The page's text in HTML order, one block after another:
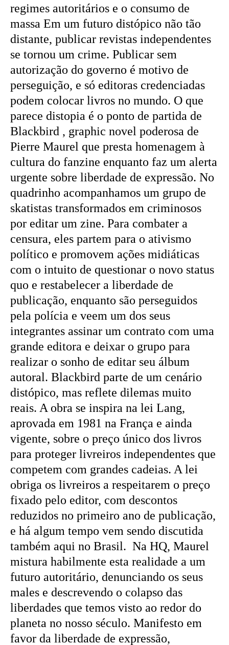
regimes autoritários e o consumo de
massa Em um futuro distópico não tão
distante, publicar revistas independentes
se tornou um crime. Publicar sem
autorização do governo é motivo de
perseguição, e só editoras credenciadas
podem colocar livros no mundo. O que
parece distopia é o ponto de partida de
Blackbird , graphic novel poderosa de
Pierre Maurel que presta homenagem à
cultura do fanzine enquanto faz um alerta
urgente sobre liberdade de expressão. No
quadrinho acompanhamos um grupo de
skatistas transformados em criminosos
por editar um zine. Para combater a
censura, eles partem para o ativismo
político e promovem ações midiáticas
com o intuito de questionar o novo status
quo e restabelecer a liberdade de
publicação, enquanto são perseguidos
pela polícia e veem um dos seus
integrantes assinar um contrato com uma
grande editora e deixar o grupo para
realizar o sonho de editar seu álbum
autoral. Blackbird parte de um cenário
distópico, mas reflete dilemas muito
reais. A obra se inspira na lei Lang,
aprovada em 1981 na França e ainda
vigente, sobre o preço único dos livros
para proteger livreiros independentes que
competem com grandes cadeias. A lei
obriga os livreiros a respeitarem o preço
fixado pelo editor, com descontos
reduzidos no primeiro ano de publicação,
e há algum tempo vem sendo discutida
também aqui no Brasil. Na HQ, Maurel
mistura habilmente esta realidade a um
futuro autoritário, denunciando os seus
males e descrevendo o colapso das
liberdades que temos visto ao redor do
planeta no nosso século. Manifesto em
favor da liberdade de expressão,